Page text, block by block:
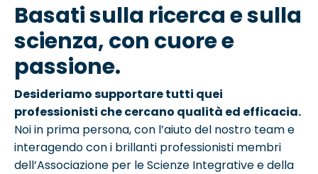
Basati sulla ricercaesulla
scienza, con cuore e
passione.
Desideriamo supportare tutti quei
professionisti che cercano qualità ed efficacia.
Noi in prima persona, con l’aiuto del nostro team e
interagendo con i brillanti professionisti membri
dell’Associazione per le Scienze Integrative e della